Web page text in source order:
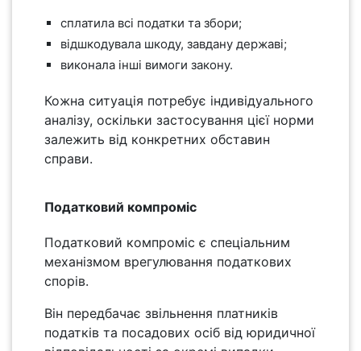
сплатила всі податки та збори;
відшкодувала шкоду, завдану державі;
виконала інші вимоги закону.
Кожна ситуація потребує індивідуального
аналізу, оскільки застосування цієї норми
залежить від конкретних обставин
справи.
Податковий компроміс
Податковий компроміс є спеціальним
механізмом врегулювання податкових
спорів.
Він передбачає звільнення платників
податків та посадових осіб від юридичної